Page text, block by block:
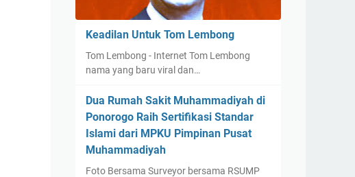
Keadilan Untuk Tom Lembong
Tom Lembong - Internet Tom Lembong
nama yang baru viral dan…
Dua Rumah Sakit Muhammadiyah di
Ponorogo Raih Sertifikasi Standar
Islami dari MPKU Pimpinan Pusat
Muhammadiyah
Foto Bersama Surveyor bersama RSUMP